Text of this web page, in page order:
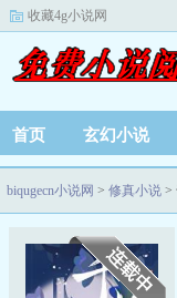
收藏4g小说网
首页 玄幻小说
biqugecn小说网 > 修真小说 >